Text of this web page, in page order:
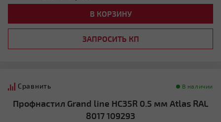
В КОРЗИНУ
ЗАПРОСИТЬ КП
Сравнить В наличии
Профнастил Grand line HC35R 0.5 мм Atlas RAL
8017 109293